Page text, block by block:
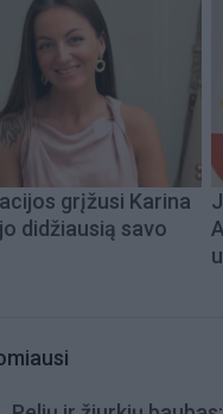
grįžusi Karina
didžiausią savo